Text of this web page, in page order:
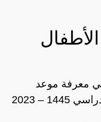
في معرفة موعد
تسجيل رياض الأطفال للعام الدراسي 1445 – 2023